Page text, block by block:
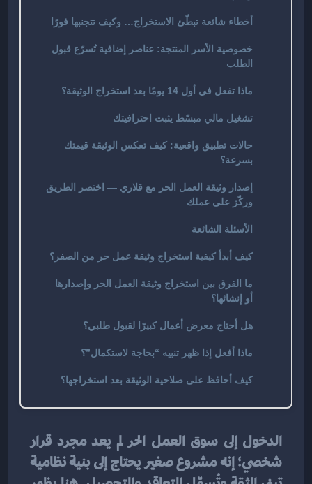
أخطاء شائعة تبطّئ الاستخراج… وكيف تتجنبها فورًا
خصوصية الأسر المنتجة: عناصر إضافية تُسرّع قبول
الطلب
ماذا تفعل في أول 14 يومًا بعد استخراج الوثيقة؟
تشغيل مالي مبسّط يثبت احترافيتك
حالات تطبيق واقعية: كيف تعكس الوثيقة قيمتك
بسرعة؟
إصدار وثيقة العمل الحر مع قلاري — اختصر الطريق
وركّز على عملك
الأسئلة الشائعة
كيف أبدأ كيفية استخراج وثيقة عمل حر من الصفر؟
ما الفرق بين استخراج وثيقة العمل الحر وإصدارها
أو إنشائها؟
هل أحتاج معرض أعمال كبيرًا لقبول طلبي؟
ماذا أفعل إذا ظهر تنبيه “بحاجة لاستكمال”؟
كيف أحافظ على صلاحية الوثيقة بعد استخراجها؟
الدخول إلى سوق العمل الحر لم يعد مجرد قرار